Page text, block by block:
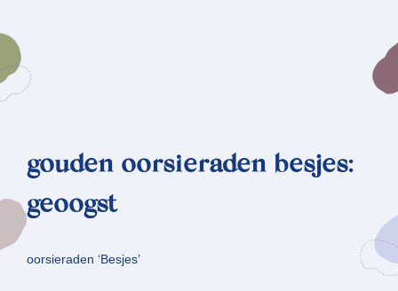
gouden oorsieraden besjes:
geoogst
oorsieraden ‘Besjes’